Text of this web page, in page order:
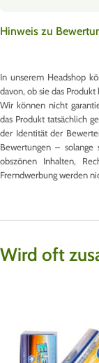
Hinweis zu
In unserem Headshop
davon, ob sie das
Wir können nicht
das Produkt tatsächlich
der Identität der
Bewertungen –
obszönen Inhalten,
Fremdwerbung werden
Wird oft